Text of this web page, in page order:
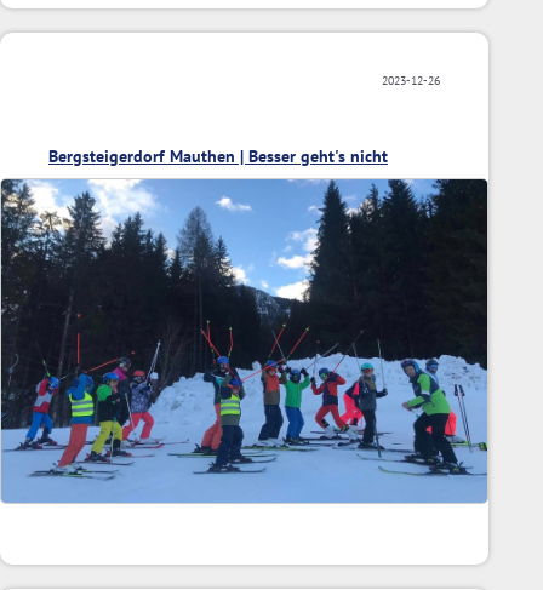
2023-12-26
Bergsteigerdorf Mauthen | Besser geht's nicht